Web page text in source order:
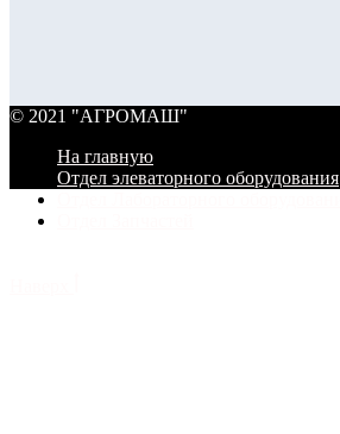
© 2021 "АГРОМАШ"
На главную
Отдел элеваторного оборудования